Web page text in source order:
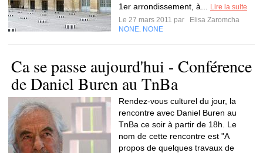
1er arrondissement, à...
Lire la suite
Le 27 mars 2011 par
Elisa Zaromcha
NONE NONE
Ca se passe aujourd'hui - Conférence
de Daniel Buren au TnBa
Rendez-vous culturel du jour, la
rencontre avec Daniel Buren au
TnBa ce soir à partir de 18h. Le
nom de cette rencontre est "A
propos de quelques travaux de